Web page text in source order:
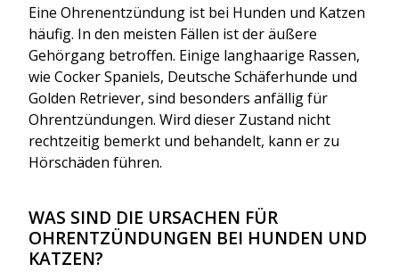
Eine Ohrenentzündung ist bei Hunden und Katzen
häufig. In den meisten Fällen ist der äußere
Gehörgang betroffen. Einige langhaarige Rassen,
wie Cocker Spaniels, Deutsche Schäferhunde und
Golden Retriever, sind besonders anfällig für
Ohrentzündungen. Wird dieser Zustand nicht
rechtzeitig bemerkt und behandelt, kann er zu
Hörschäden führen.
WAS SIND DIE URSACHEN FÜR
OHRENTZÜNDUNGEN BEI HUNDEN UND
KATZEN?